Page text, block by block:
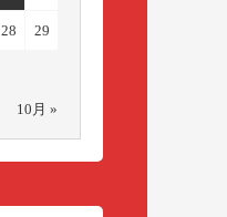
28 29
10月 »